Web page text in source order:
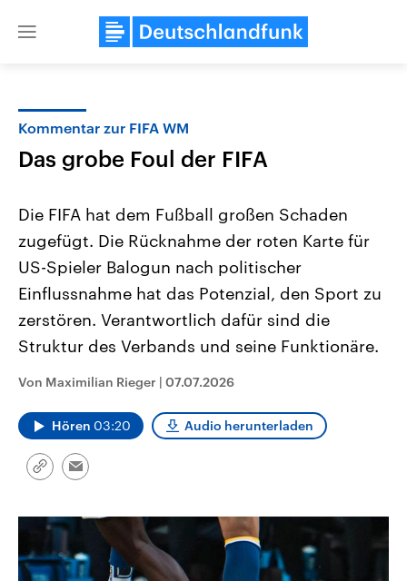
Close
Landtagswahl Sachsen-Anhalt
Alle Informationen
September 2026 einen neuen
Landtag. Seit 2021 wird das
CDU, SPD und FDP regiert.-
Umfragen, Prognosen,
und Hintergründe zu den Parteien
und Kandidaten der anstehenden
USA
Hintergründe
aktuelle Weltgeschehen.
Sendungen
Kommentar zur FIFA WM
Das grobe Foul der FIFA
Die FIFA hat dem Fußball großen Schaden
zugefügt. Die Rücknahme der roten Karte für
US-Spieler Balogun nach politischer
Einflussnahme hat das Potenzial, den Sport zu
zerstören. Verantwortlich dafür sind die
Struktur des Verbands und seine Funktionäre.
Von Maximilian Rieger | 07.07.2026
Hören 03:20 Audio herunterladen
Link
Email